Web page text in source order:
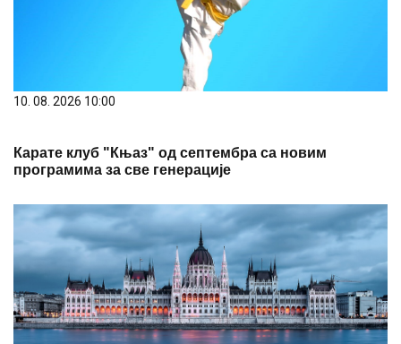
10. 08. 2026 10:00
Карате клуб "Књаз" од септембра са новим
програмима за све генерације